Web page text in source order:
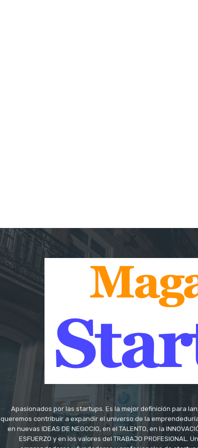
Apasionados por las startups. Es la mejor definición para
queremos contribuir a expandir el universo de la
en nuevas IDEAS DE NEGOCIO, en el TALENTO, en la
ESFUERZO y en los valores del TRABAJO